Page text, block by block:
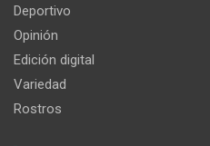
Deportivo
Opinión
Edición digital
Variedad
Rostros